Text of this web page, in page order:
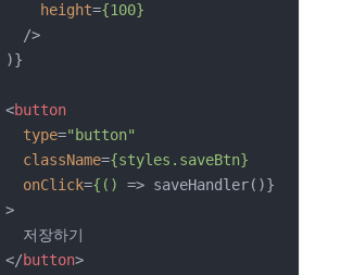
height={100}
            />
<button
type="button"
className={styles.saveBtn}
onClick={() => saveHandler()}
</button>